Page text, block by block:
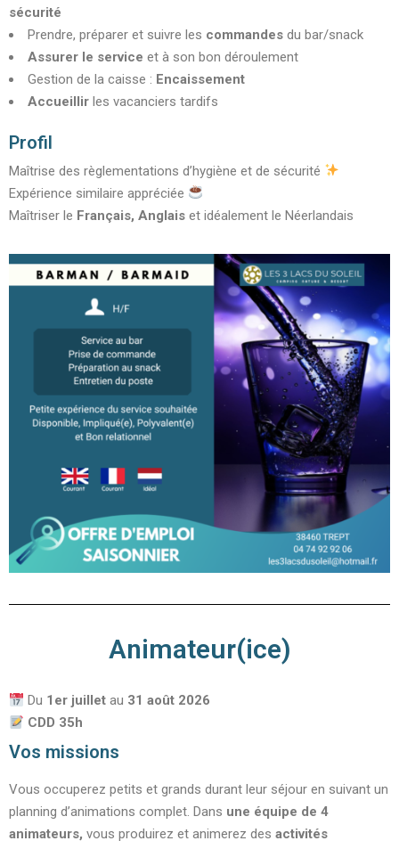
sécurité
Prendre, préparer et suivre les commandes du bar/snack
Assurer le service et à son bon déroulement
Gestion de la caisse : Encaissement
Accueillir les vacanciers tardifs
Profil
Maîtrise des règlementations d’hygiène et de sécurité
Expérience similaire appréciée
Maîtriser le Français, Anglais et idéalement le Néerlandais
Animateur(ice)
Du 1er juillet au 31 août 2026
CDD 35h
Vos missions
Vous occuperez petits et grands durant leur séjour en suivant un
planning d’animations complet. Dans une équipe de 4
animateurs, vous produirez et animerez des activités